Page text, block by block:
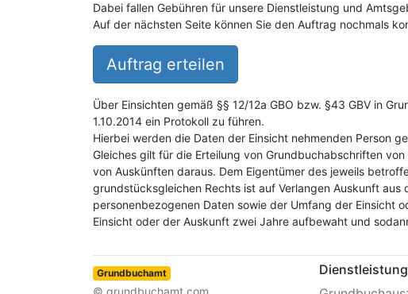
Dabei fallen Gebühren für unsere Dienstleistung und
Auf der nächsten Seite können Sie den Auftrag nochmals
Auftrag erteilen
Über Einsichten gemäß §§ 12/12a GBO bzw. §43 GBV in
1.10.2014 ein Protokoll zu führen.
Hierbei werden die Daten der Einsicht nehmenden Person
Gleiches gilt für die Erteilung von Grundbuchabschriften
von Auskünften daraus. Dem Eigentümer des jeweils
grundstücksgleichen Rechts ist auf Verlangen Auskunft aus
personenbezogenen Daten sowie der Umfang der Einsicht
Einsicht oder der Auskunft zwei Jahre aufbewaht und
Grundbuchamt
© grundbuchamt.com